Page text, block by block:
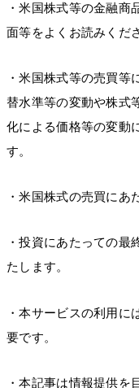
・米国株式等の金融商
面等をよくお読みくだ
・米国株式等の売買等
替水準等の変動や株式
化による価格等の変動
す。
・米国株式の売買にあ
・投資にあたっての最
たします。
・本サービスの利用に
要です。
・本記事は情報提供を